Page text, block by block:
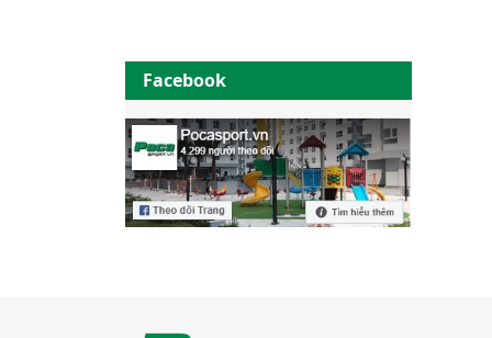
Facebook